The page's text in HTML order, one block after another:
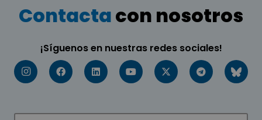
Contactacon nosotros
¡Síguenos en nuestras redes sociales!